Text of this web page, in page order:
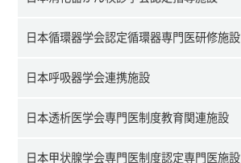
日本循環器学会認定循環器専門医研修施設
日本呼吸器学会連携施設
日本透析医学会専門医制度教育関連施設
日本甲状腺学会専門医制度認定専門医施設